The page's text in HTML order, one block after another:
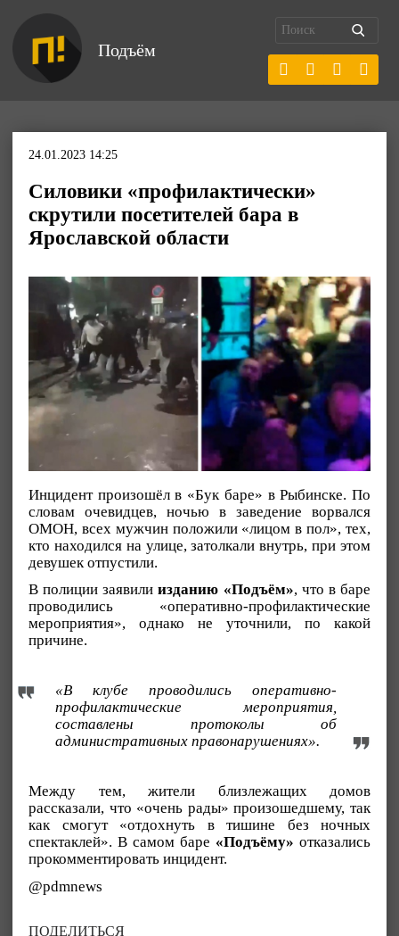
Подъём
24.01.2023 14:25
Силовики «профилактически»
скрутили посетителей бара в
Ярославской области
Инцидент произошёл в «Бук баре» в Рыбинске. По
словам очевидцев, ночью в заведение ворвался
ОМОН, всех мужчин положили «лицом в пол», тех,
кто находился на улице, затолкали внутрь, при этом
девушек отпустили.
В полиции заявилиизданию «Подъём», что в баре
проводились «оперативно-профилактические
мероприятия», однако не уточнили, по какой
причине.
«В клубе проводились оперативно-
профилактические мероприятия,
составлены протоколы об
административных правонарушениях».
Между тем, жители близлежащих домов
рассказали, что «очень рады» произошедшему, так
как смогут «отдохнуть в тишине без ночных
спектаклей». В самом баре «Подъёму» отказались
прокомментировать инцидент.
@pdmnews
ПОДЕЛИТЬСЯ